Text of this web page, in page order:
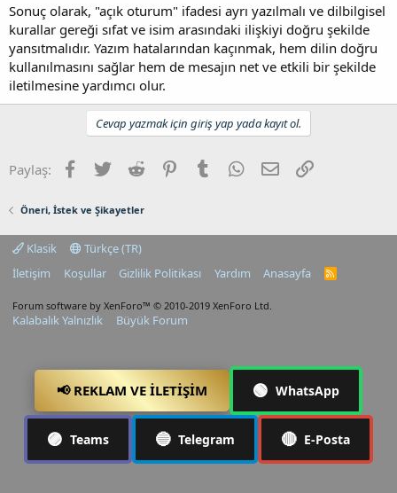
Sonuç olarak, "açık oturum" ifadesi ayrı yazılmalı ve dilbilgisel
kurallar gereği sıfat ve isim arasındaki ilişkiyi doğru şekilde
yansıtmalıdır. Yazım hatalarından kaçınmak, hem dilin doğru
kullanılmasını sağlar hem de mesajın net ve etkili bir şekilde
iletilmesine yardımcı olur.
Cevap yazmak için giriş yap yada kayıt ol.
Paylaş: Facebook
TwitterReddit PinterestTumblrWhatsApp
E-postaLink
Öneri, İstek ve Şikayetler
Klasik
Türkçe (TR)
İletişim
Koşullar Gizlilik Politikası Yardım Anasayfa
R
Forum software by XenForo™ © 2010-2019 XenForo Ltd.
Kalabalık Yalnızlık Büyük Forum
📢 REKLAM VE İLETIŞIM 🟢 WhatsApp
🟣 Teams 🔵 Telegram 🔴 E-Posta